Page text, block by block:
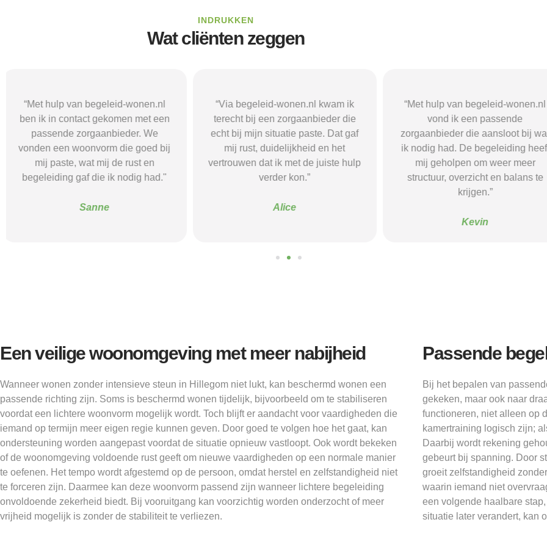
INDRUKKEN
Wat cliënten zeggen
“Via begeleid-wonen.nl kwam ik
terecht bij een zorgaanbieder die
echt bij mijn situatie paste. Dat gaf
mij rust, duidelijkheid en het
vertrouwen dat ik met de juiste hulp
verder kon.”
Alice
“Met hulp van begeleid-wonen.nl
vond ik een passende
zorgaanbieder die aansloot bij wat
ik nodig had. De begeleiding heeft
mij geholpen om weer meer
structuur, overzicht en balans te
“Met hulp van begeleid-wonen.nl
ben ik in contact gekomen met
passende zorgaanbieder. We
vonden een woonvorm die goed
mij paste, wat mij de rust en
begeleiding gaf die ik nodig had."
Een veilige woonomgeving met meer nabijheid
Wanneer wonen zonder intensieve steun in Hillegom niet lukt, kan beschermd wonen een
passende richting zijn. Soms is beschermd wonen tijdelijk, bijvoorbeeld om te stabiliseren
voordat een lichtere woonvorm mogelijk wordt. Toch blijft er aandacht voor vaardigheden die
iemand op termijn meer eigen regie kunnen geven. Door goed te volgen hoe het gaat, kan
ondersteuning worden aangepast voordat de situatie opnieuw vastloopt. Ook wordt bekeken
of de woonomgeving voldoende rust geeft om nieuwe vaardigheden op een normale manier
te oefenen. Het tempo wordt afgestemd op de persoon, omdat herstel en zelfstandigheid niet
te forceren zijn. Daarmee kan deze woonvorm passend zijn wanneer lichtere begeleiding
onvoldoende zekerheid biedt. Bij vooruitgang kan voorzichtig worden onderzocht of meer
vrijheid mogelijk is zonder de stabiliteit te verliezen.
Passende
Bij het bepalen van
gekeken, maar ook naar
functioneren, niet alleen op
kamertraining logisch zijn;
Daarbij wordt rekening
gebeurt bij spanning. Door
groeit zelfstandigheid
waarin iemand niet
een volgende haalbare
situatie later verandert, kan